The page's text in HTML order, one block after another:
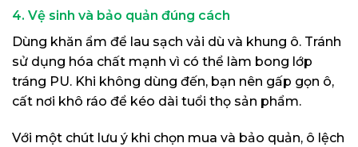
4. Vệ sinh và bảo quản đúng cách
Dùng khăn ẩm để lau sạch vải dù và khung ô. Tránh
sử dụng hóa chất mạnh vì có thể làm bong lớp
tráng PU. Khi không dùng đến, bạn nên gấp gọn ô,
cất nơi khô ráo để kéo dài tuổi thọ sản phẩm.
Với một chút lưu ý khi chọn mua và bảo quản, ô lệch